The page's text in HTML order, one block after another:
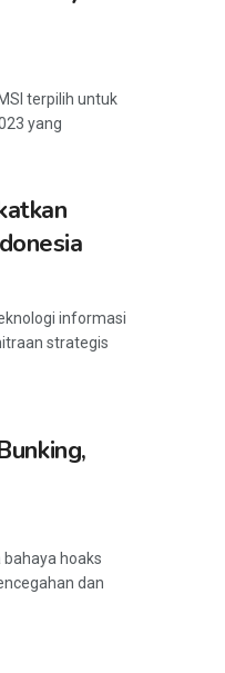
terpilih untuk
yang
informasi
strategis
hoaks
dan